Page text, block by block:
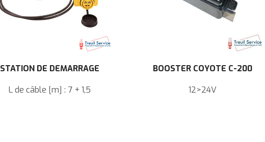
STATION DE DÉMARRAGE
L de câble [m] : 7 + 1,5
BOOSTER COYOTE C-200
12>24V